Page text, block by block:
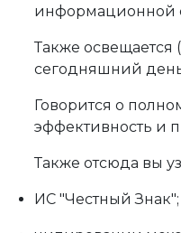
информационной
Также освещается
сегодняшний
Говорится о
эффективность и
Также отсюда вы
ИС "Честный Знак";